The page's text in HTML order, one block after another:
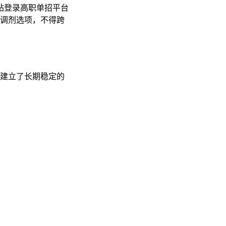
登录高职单招平台
剂选项，不得跨
立了长期稳定的